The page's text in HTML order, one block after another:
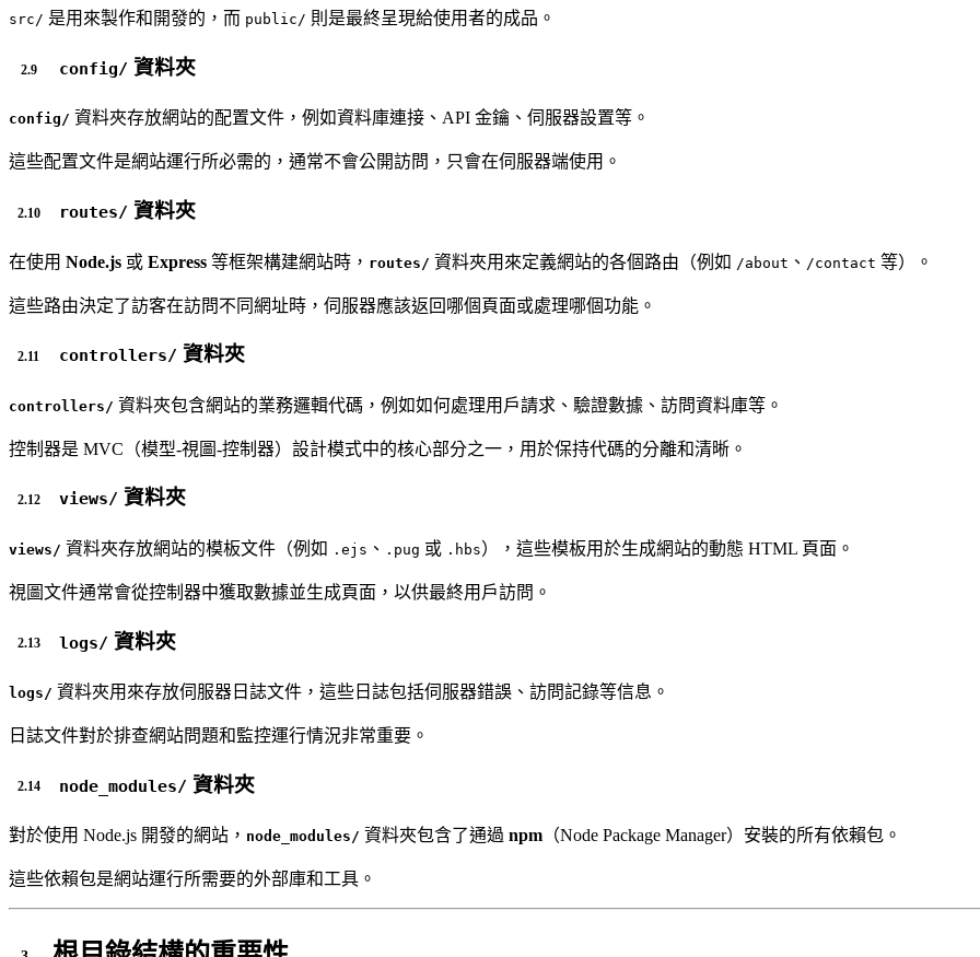
src/ 是用來製作和開發的，而 public/ 則是最終呈現給使用者的成品。
config/ 資料夾
config/ 資料夾存放網站的配置文件，例如資料庫連接、API 金鑰、伺服器設置等。
這些配置文件是網站運行所必需的，通常不會公開訪問，只會在伺服器端使用。
routes/ 資料夾
在使用 Node.js 或 Express 等框架構建網站時， routes/ 資料夾用來定義網站的各個路由（例如 /about 、 /contact 等）。
這些路由決定了訪客在訪問不同網址時，伺服器應該返回哪個頁面或處理哪個功能。
controllers/ 資料夾
controllers/ 資料夾包含網站的業務邏輯代碼，例如如何處理用戶請求、驗證數據、訪問資料庫等。
控制器是 MVC（模型-視圖-控制器）設計模式中的核心部分之一，用於保持代碼的分離和清晰。
views/ 資料夾
views/ 資料夾存放網站的模板文件（例如 .ejs 、 .pug 或 .hbs），這些模板用於生成網站的動態 HTML 頁面。
視圖文件通常會從控制器中獲取數據並生成頁面，以供最終用戶訪問。
logs/ 資料夾
logs/ 資料夾用來存放伺服器日誌文件，這些日誌包括伺服器錯誤、訪問記錄等信息。
日誌文件對於排查網站問題和監控運行情況非常重要。
node_modules/ 資料夾
對於使用 Node.js 開發的網站， node_modules/ 資料夾包含了通過 npm （Node Package Manager）安裝的所有依賴包。
這些依賴包是網站運行所需要的外部庫和工具。